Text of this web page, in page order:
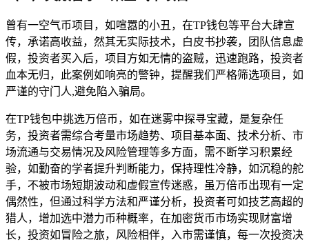
曾有一空气币项目，如喧嚣的小丑，在TP钱包等平台大肆宣
传，承诺高收益，然其无实际技术，白皮书抄袭，团队信息虚
假，投资者买入后，项目方如无情的盗贼，迅速跑路，投资者
血本无归，此案例如响亮的警钟，提醒我们严格筛选项目，如
严谨的守门人,避免陷入骗局。
在TP钱包中挑选万倍币，如在迷雾中探寻宝藏，是复杂任
务，投资者需综合考量市场趋势、项目基本面、技术分析、市
场流通与交易情况及风险管理等多方面，需不断学习积累经
验，如勤奋的学者提升判断能力，保持理性冷静，如沉稳的舵
手，不被市场短期波动和虚假宣传迷惑，虽万倍币出现有一定
偶然性，但通过科学方法和严谨分析，投资者可如技艺高超的
猎人，增加选中潜力币种概率，在加密货币市场实现财富增
长，投资如冒险之旅，风险相伴，入市需谨慎，每一次投资决